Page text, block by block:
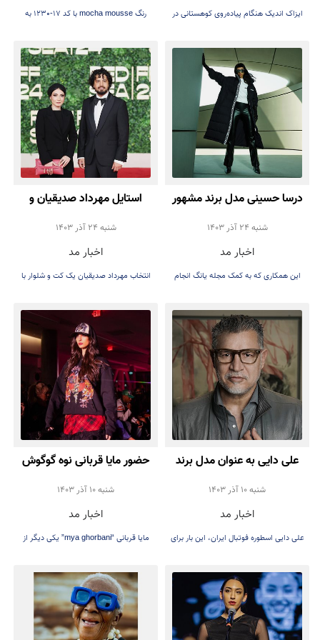
ایزاک اندیک هنگام پیاده‌روی کوهستانی در
رنگ mocha mousse با کد 17-1230 به
درسا حسینی مدل برند مشهور
پوما شدشنبه 24 آذر 1403
اخبار مد
این همکاری که به کمک مجله یانگ انجام
استایل مهرداد صدیقیان و
سمیرا حسن پور در اختتامیه
جشنواره فیلم دریای سرخ
شنبه 24 آذر 1403
اخبار مد
انتخاب مهرداد صدیقیان یک کت و شلوار با
علی دایی به عنوان مدل برند
عینک جلوی دوربین رفت
شنبه 10 آذر 1403
اخبار مد
علی دایی اسطوره فوتبال ایران، این بار برای
شد.
حضور مایا قربانی نوه گوگوش
در هفته مد لس آنجلس
شنبه 10 آذر 1403
اخبار مد
مایا قربانی “mya ghorbani” یکی دیگر از